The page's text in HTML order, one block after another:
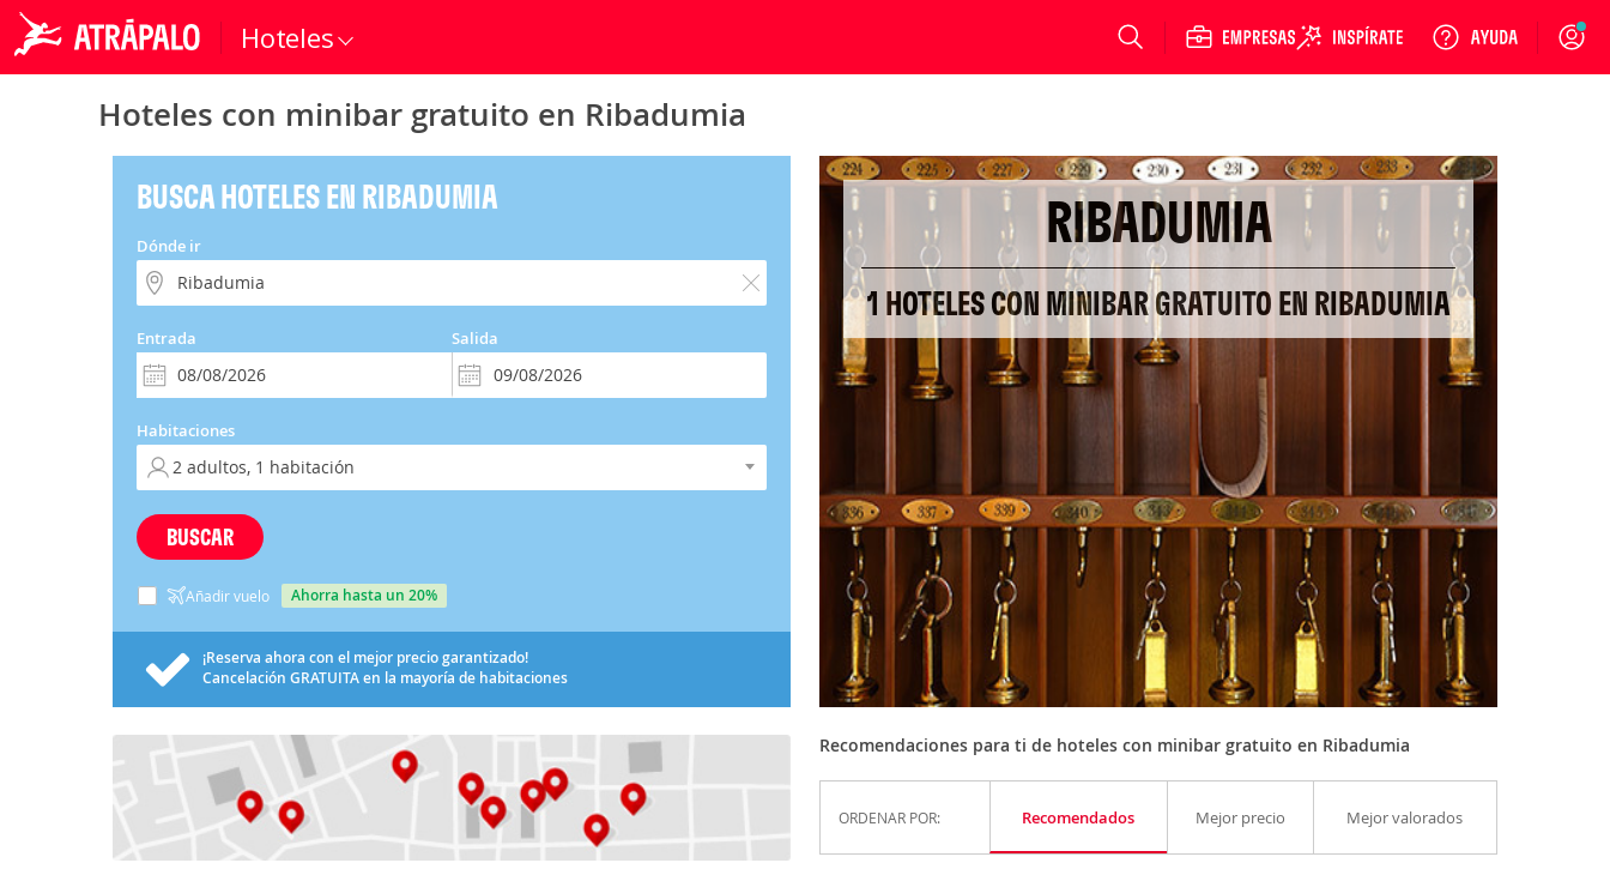
Hoteles Login
Hoteles con minibar gratuito en Ribadumia
BUSCA HOTELES EN RIBADUMIA
Dónde ir
Entrada Salida
Habitaciones
BUSCAR
Añadir vuelo ahorra hasta un 20%
¡Reserva ahora con el mejor precio garantizado!
Cancelación GRATUITAen la mayoría de habitaciones
RIBADUMIA
1 HOTELES CON MINIBAR GRATUITO EN RIBADUMIA
Recomendaciones para ti de hoteles con minibar gratuito en Ribadumia
ORDENAR POR: Recomendados Mejor precio Mejor valorados